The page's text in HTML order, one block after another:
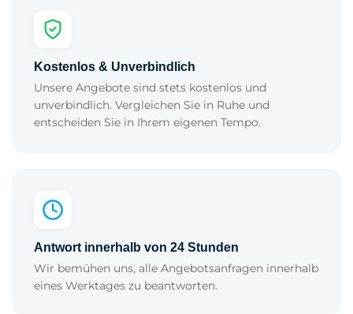
Kostenlos & Unverbindlich
Unsere Angebote sind stets kostenlos und
unverbindlich. Vergleichen Sie in Ruhe und
entscheiden Sie in Ihrem eigenen Tempo.
Antwort innerhalb von 24 Stunden
Wir bemühen uns, alle Angebotsanfragen innerhalb
eines Werktages zu beantworten.